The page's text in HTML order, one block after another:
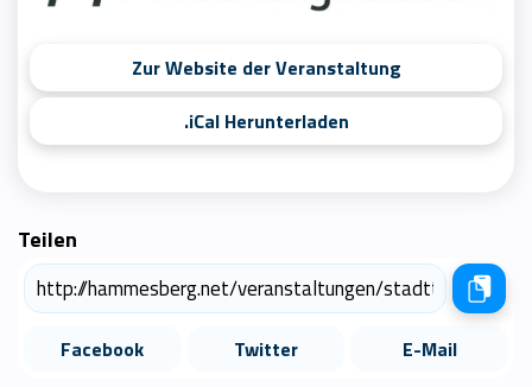
Zur Website der Veranstaltung
.iCal Herunterladen
Teilen
Facebook Twitter E-Mail